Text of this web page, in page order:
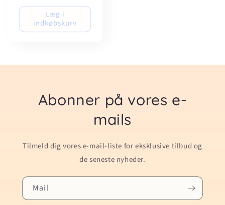
Læg i
indkøbskurv
Abonner på vores e-
mails
Tilmeld dig vores e-mail-liste for eksklusive tilbud og
de seneste nyheder.
Mail